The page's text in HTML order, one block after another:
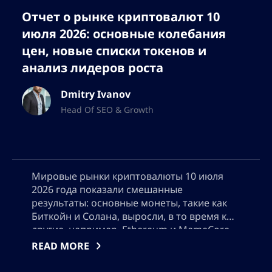
Отчет о рынке криптовалют 10
июля 2026: основные колебания
цен, новые списки токенов и
анализ лидеров роста
Dmitry Ivanov
Head Of SEO & Growth
Мировые рынки криптовалюты 10 июля
2026 года показали смешанные
результаты: основные монеты, такие как
Биткойн и Солана, выросли, в то время как
другие, например, Ethereum и MemeCore,
столкнулись с убытками. Этот подробный
READ MORE